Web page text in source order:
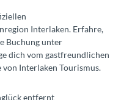
Interlaken. Erfahre,
Buchung unter
dich vom gastfreundlichen
von Interlaken Tourismus.
entfernt